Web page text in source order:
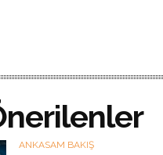
ANKASAM BAKIŞ